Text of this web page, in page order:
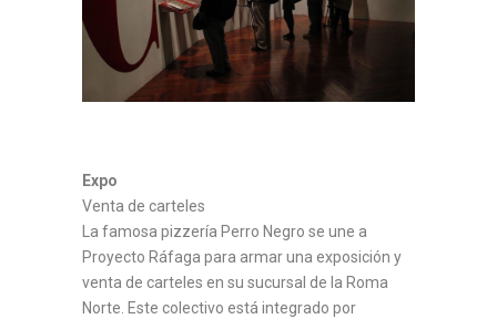
Expo
Venta de carteles
La famosa pizzería Perro Negro se une a
Proyecto Ráfaga para armar una exposición y
venta de carteles en su sucursal de la Roma
Norte. Este colectivo está integrado por